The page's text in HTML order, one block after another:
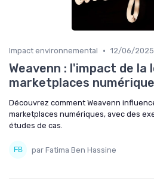
Impact environnemental • 12/06/2025
Weavenn : l'impact de la
marketplaces
Découvrez comment Weavenn
marketplaces numériques, avec des
études de cas.
par Fatima Ben Hassine